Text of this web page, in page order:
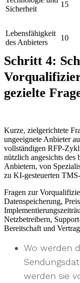
Sicherheit
15
Lebensfähigkeit
des Anbieters
10
Schritt 4:
gezielte
Kurze, zielgerichtete
ungeeignete Anbieter
vollständigen RFP-
nützlich angesichts des
Anbietern, von
zu KI-gesteuerten
Fragen zur
Datenspeicherung,
Netzbetreibern,
Bereitschaft und
Wo werden
werden sie